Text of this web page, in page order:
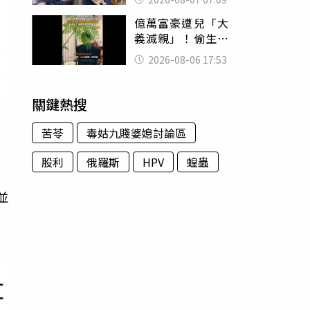
用鮮卑文寫詩？
億萬富豪遭兒「大
義滅親」！偷生子
怕曝光 竟盜鄰居
身份辦假證落戶
2026-08-06 17:53
關鍵熱搜
苦苓
毒姑九賤婆媳討論區
股利
俄羅斯 HPV 蝗蟲